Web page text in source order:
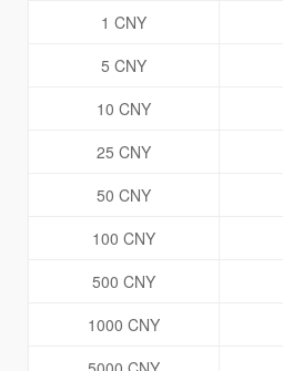
1 CNY
5 CNY
10 CNY
25 CNY
50 CNY
100 CNY
500 CNY
1000 CNY